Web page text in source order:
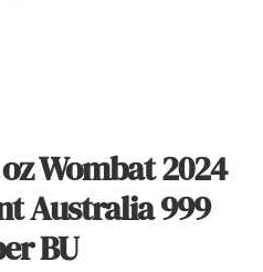
Wombat 2024
Australia 999
BU